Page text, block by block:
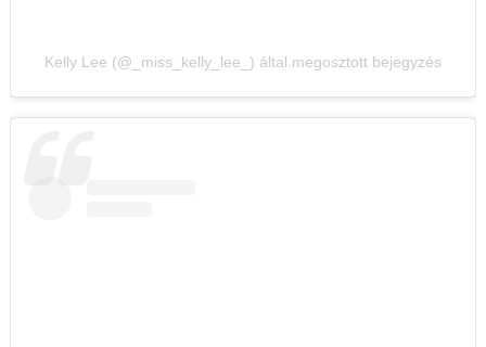
Kelly Lee (@_miss_kelly_lee_) által megosztott bejegyzés